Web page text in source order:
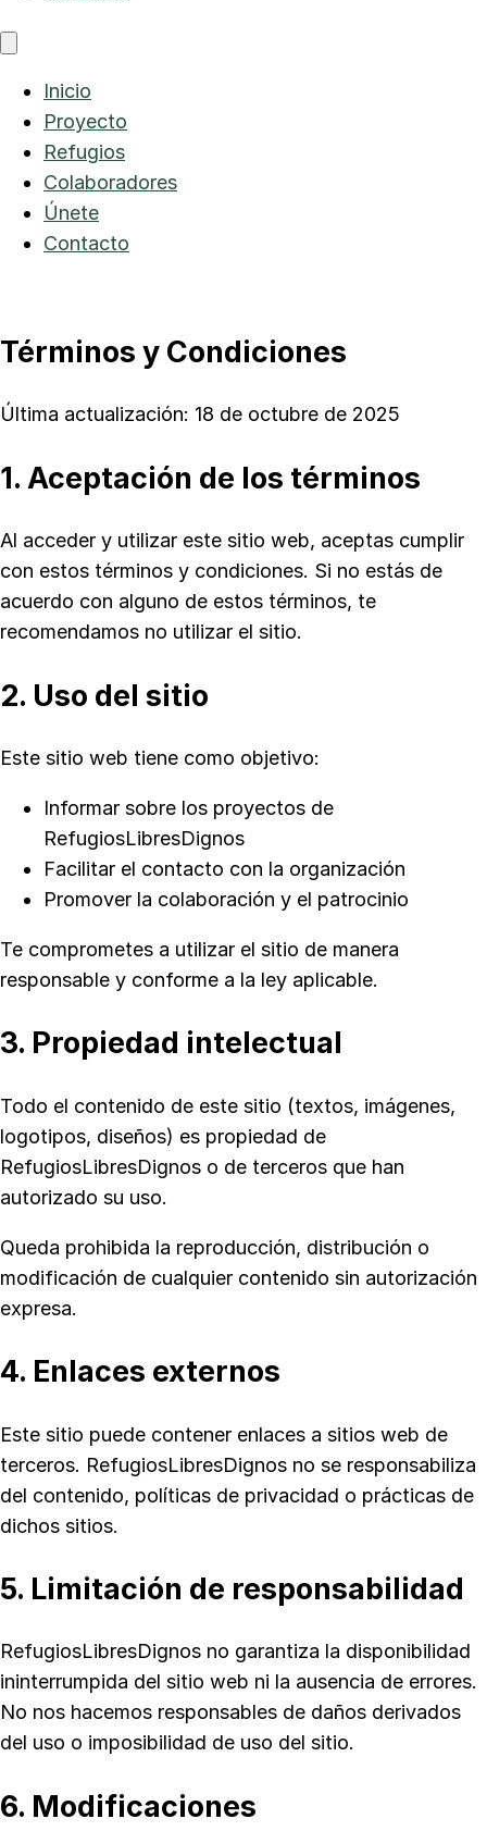
Inicio
Proyecto
Refugios
Colaboradores
Únete
Contacto
Términos y Condiciones
Última actualización: 18 de octubre de 2025
1. Aceptación de los términos
Al acceder y utilizar este sitio web, aceptas cumplir
con estos términos y condiciones. Si no estás de
acuerdo con alguno de estos términos, te
recomendamos no utilizar el sitio.
2. Uso del sitio
Este sitio web tiene como objetivo:
Informar sobre los proyectos de
RefugiosLibresDignos
Facilitar el contacto con la organización
Promover la colaboración y el patrocinio
Te comprometes a utilizar el sitio de manera
responsable y conforme a la ley aplicable.
3. Propiedad intelectual
Todo el contenido de este sitio (textos, imágenes,
logotipos, diseños) es propiedad de
RefugiosLibresDignos o de terceros que han
autorizado su uso.
Queda prohibida la reproducción, distribución o
modificación de cualquier contenido sin autorización
expresa.
4. Enlaces externos
Este sitio puede contener enlaces a sitios web de
terceros. RefugiosLibresDignos no se responsabiliza
del contenido, políticas de privacidad o prácticas de
dichos sitios.
5. Limitación de responsabilidad
RefugiosLibresDignos no garantiza la disponibilidad
ininterrumpida del sitio web ni la ausencia de errores.
No nos hacemos responsables de daños derivados
del uso o imposibilidad de uso del sitio.
6. Modificaciones